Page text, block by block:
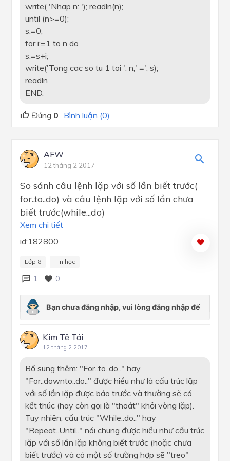
write( 'Nhap n: '); readln(n);
until (n>=0);
s:=0;
for i:=1 to n do
s:=s+i;
write('Tong cac so tu 1 toi ', n,' =', s);
readln
END.
Đúng 0 Bình luận (0)
AFW
12 tháng 2 2017
So sánh câu lệnh lặp với số lần biết trước(
for..to..do) và câu lệnh lặp với số lần chưa
biết trước(while...do)
Xem chi tiết
id:182800
Lớp 8 Tin học
1 0
Kim Tê Tái
12 tháng 2 2017
Bổ sung thêm: "For..to..do.." hay
"For..downto..do.." được hiểu như là cấu trúc lặp
với số lần lặp được báo trước và thường sẽ có
kết thúc (hay còn gọi là "thoát" khỏi vòng lặp).
Tuy nhiên, cấu trúc "While..do.." hay
"Repeat..Until.." nói chung được hiểu như cấu trúc
lặp với số lần lặp không biết trước (hoặc chưa
biết trước) và có một số trường hợp sẽ "treo"